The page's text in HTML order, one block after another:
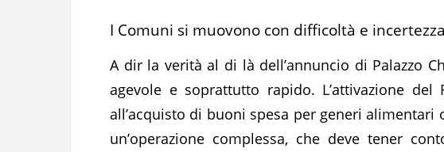
I Comuni si muovono con difficoltà e incertezza
A dir la verità al di là dell’annuncio di Palazzo
agevole e soprattutto rapido. L’attivazione
all’acquisto di buoni spesa per generi
un’operazione complessa, che deve tener